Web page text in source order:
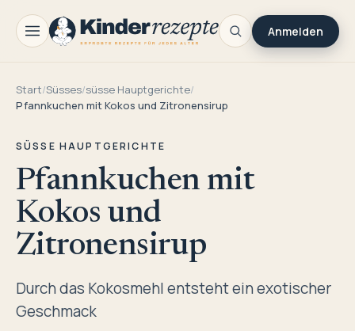
Anmelden
Start/Süsses/süsse Hauptgerichte/
Pfannkuchen mit Kokos und Zitronensirup
SÜSSE HAUPTGERICHTE
Pfannkuchen mit
Kokos und
Zitronensirup
Durch das Kokosmehl entsteht ein exotischer
Geschmack